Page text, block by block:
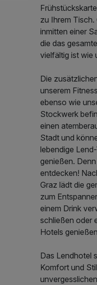
zu Ihrem
inmitten einer
die das
vielfältig ist wie
Die
unserem
ebenso wie
Stockwerk
einen
Stadt und
lebendige
genießen.
entdecken!
Graz lädt die
zum
einem Drink
schließen oder
Hotels
Das Lendhotel
Komfort und